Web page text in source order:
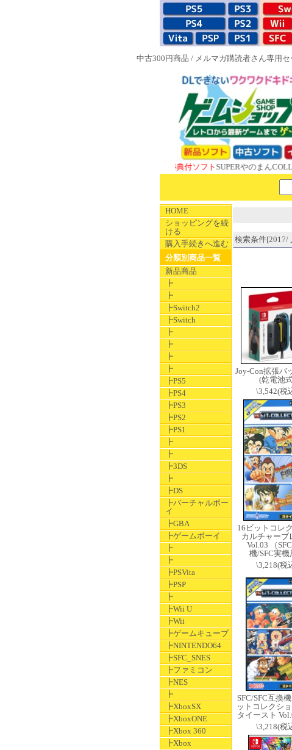
中古300円商品 / メルマガ購読者さん専用セ
SUPERやのまんCOLLECTION
HOME
ショッピングを続
ける
購入手続きへ進む
分類別商品一覧
新品商品
┣
┣
┣Switch2
┣Switch
┣
┣
┣
┣
┣PS5
┣PS4
┣PS3
┣PS2
┣PS1
┣
┣
┣3DS
┣
┣DS
┣バーチャルボー
イ
┣GBA
┣ゲームボーイ
┣
┣
┣PSVita
┣PSP
┣
┣Wii U
┣Wii
┣ゲームキューブ
┣NINTENDO64
┣SFC_SNES
┣ファミコン
┣NES
┣
┣XboxSX
┣XboxONE
┣Xbox 360
┣Xbox
検索条件[2017/
Joy-Con拡張バ
(乾電池
\3,542(税
16ビットコレ
カルチャーブ
Vol.03 （
機/SFC実機
\3,218(税
SFC/SFC互換
ットコレクシ
タイースト
\3,218(税